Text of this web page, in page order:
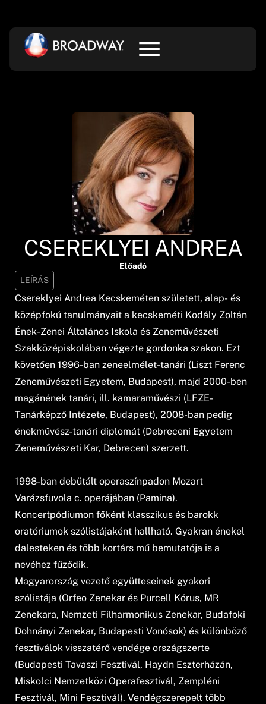
CSEREKLYEI ANDREA
Előadó
LEÍRÁS
Csereklyei Andrea Kecskeméten született, alap- és
középfokú tanulmányait a kecskeméti Kodály Zoltán
Ének-Zenei Általános Iskola és Zeneművészeti
Szakközépiskolában végezte gordonka szakon. Ezt
követően 1996-ban zeneelmélet-tanári (Liszt Ferenc
Zeneművészeti Egyetem, Budapest), majd 2000-ben
magánének tanári, ill. kamaraművészi (LFZE-
Tanárképző Intézete, Budapest), 2008-ban pedig
énekművész-tanári diplomát (Debreceni Egyetem
Zeneművészeti Kar, Debrecen) szerzett.
1998-ban debütált operaszínpadon Mozart
Varázsfuvola c. operájában (Pamina).
Koncertpódiumon főként klasszikus és barokk
oratóriumok szólistájaként hallható. Gyakran énekel
dalesteken és több kortárs mű bemutatója is a
nevéhez fűződik.
Magyarország vezető együtteseinek gyakori
szólistája (Orfeo Zenekar és Purcell Kórus, MR
Zenekara, Nemzeti Filharmonikus Zenekar, Budafoki
Dohnányi Zenekar, Budapesti Vonósok) és különböző
fesztiválok visszatérő vendége országszerte
(Budapesti Tavaszi Fesztivál, Haydn Eszterházán,
Miskolci Nemzetközi Operafesztivál, Zempléni
Fesztivál, Mini Fesztivál). Vendégszerepelt több